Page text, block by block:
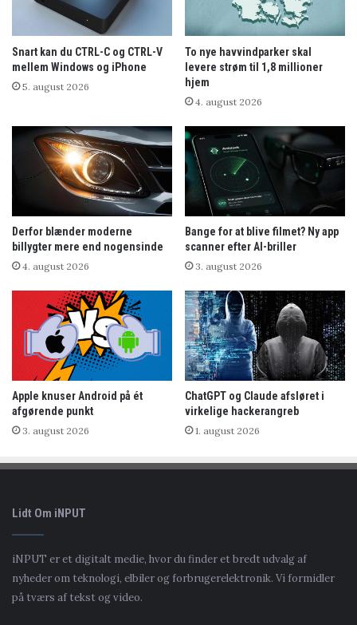
Snart kan du CTRL-C og CTRL-V
mellem Windows og iPhone
5. august 2026
To nye havvindparker skal
levere strøm til 1,8 millioner
hjem
4. august 2026
Derfor blænder moderne
billygter mere end nogensinde
4. august 2026
Bange for at blive filmet? Ny app
scanner efter AI-briller
3. august 2026
Apple knuser Android på ét
afgørende punkt
3. august 2026
ChatGPT og Claude afsløret i
virkelige hackerangreb
1. august 2026
Lidt Om iNPUT
iNPUT er et digitalt medie, hvor du finder et bredt udvalg af
nyheder om teknologi, elbiler og forbrugerelektronik. Vi formidler
på tværs af tekst og video.